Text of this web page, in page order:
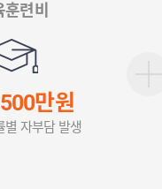
훈련비
만원
별 자부담 발생